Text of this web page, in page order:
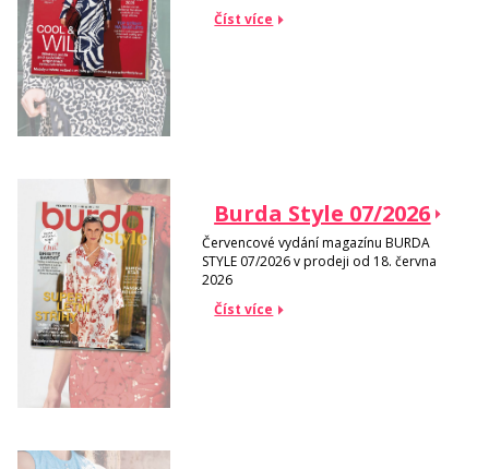
Číst více
Burda Style 07/2026
Červencové vydání magazínu BURDA
STYLE 07/2026 v prodeji od 18. června
2026
Číst více